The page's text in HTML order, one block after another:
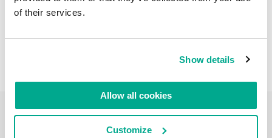
of their services.
Show details
Allow all cookies
Customize